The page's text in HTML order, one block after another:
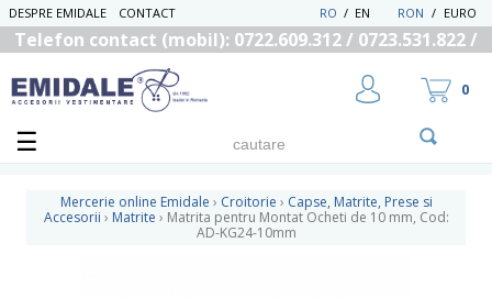
DESPRE EMIDALE CONTACT RON / EURO
EN
/
RO
Telefon contact (mobil): 0722.609.312 / 0723.531.822 /
0
Mercerie online Emidale › Croitorie › Capse, Matrite, Prese si
Accesorii › Matrite › Matrita pentru Montat Ocheti de 10 mm, Cod:
AD-KG24-10mm